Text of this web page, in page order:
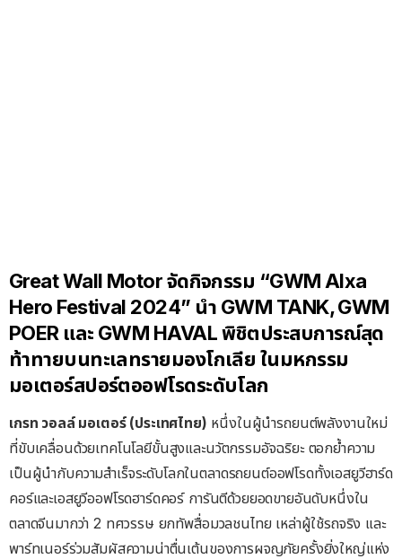
Great Wall Motor จัดกิจกรรม “GWM Alxa
Hero Festival 2024” นำ GWM TANK, GWM
POER และ GWM HAVAL พิชิตประสบการณ์สุด
ท้าทายบนทะเลทรายมองโกเลีย ในมหกรรม
มอเตอร์สปอร์ตออฟโรดระดับโลก
เกรท วอลล์ มอเตอร์(ประเทศไทย) หนึ่งในผู้นำรถยนต์พลังงานใหม่
ที่ขับเคลื่อนด้วยเทคโนโลยีขั้นสูงและนวัตกรรมอัจฉริยะ ตอกย้ำความ
เป็นผู้นำกับความสำเร็จระดับโลกในตลาดรถยนต์ออฟโรดทั้งเอสยูวีฮาร์ด
คอร์และเอสยูวีออฟโรดฮาร์ดคอร์ การันตีด้วยยอดขายอันดับหนึ่งใน
ตลาดจีนมากว่า 2 ทศวรรษ ยกทัพสื่อมวลชนไทย เหล่าผู้ใช้รถจริง และ
พาร์ทเนอร์ร่วมสัมผัสความน่าตื่นเต้นของการผจญภัยครั้งยิ่งใหญ่แห่ง